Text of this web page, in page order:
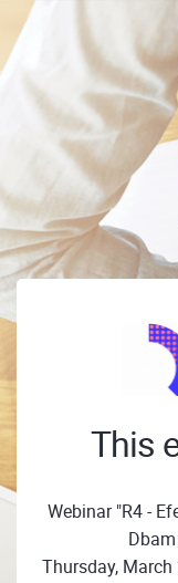
This
Webinar "R4 -
Thursday,